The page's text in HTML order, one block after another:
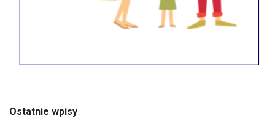
Ostatnie wpisy